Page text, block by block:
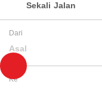
Sekali Jalan
Dari
Asal
Ke